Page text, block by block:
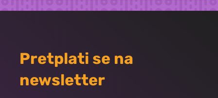
Pretplati se na
newsletter